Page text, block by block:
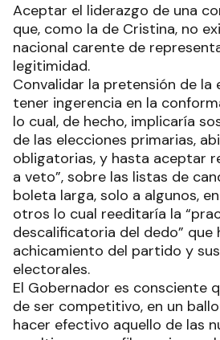
Aceptar el liderazgo de una
que, como la de Cristina, no
nacional carente de
legitimidad.
Convalidar la pretensión de la
tener ingerencia en la
lo cual, de hecho, implicaría
de las elecciones primarias,
obligatorias, y hasta aceptar
a veto”, sobre las listas de
boleta larga, solo a algunos,
otros lo cual reeditaría la
descalificatoria del dedo” que
achicamiento del partido y
electorales.
El Gobernador es consciente
de ser competitivo, en un
hacer efectivo aquello de las